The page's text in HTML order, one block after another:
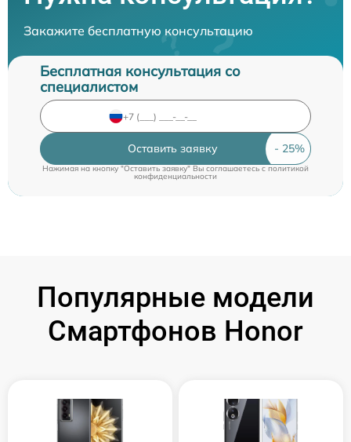
Закажите бесплатную консультацию
Бесплатная консультация со
специалистом
Оставить заявку
Нажимая на кнопку "Оставить заявку" Вы соглашаетесь cполитикой
конфиденциальности
Популярные модели
Смартфонов Honor